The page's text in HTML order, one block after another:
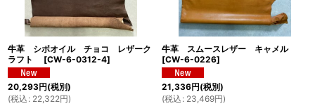
牛革 シボオイル チョコ レザーク
ラフト
[CW-6-0312-4]
20,293円(税別)
(税込 : 22,322円)
牛革 スムースレザー キャメル
[CW-6-0226]
21,336円(税別)
(税込 : 23,469円)